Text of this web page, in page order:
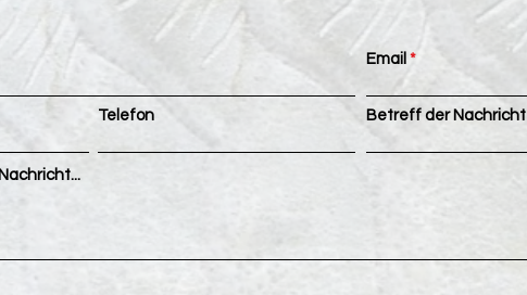
Email
Telefon Betreff der Nachricht